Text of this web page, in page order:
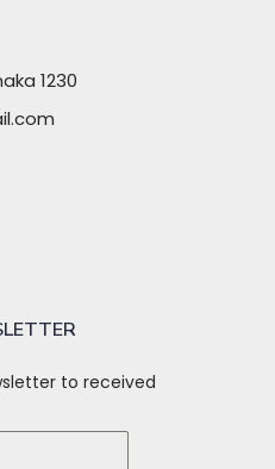
1230
to received